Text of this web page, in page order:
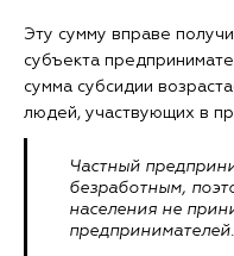
Эту сумму вправе
субъекта
сумма субсидии
людей, участвующих в
Частный
безработным,
населения не
предпринимателей.